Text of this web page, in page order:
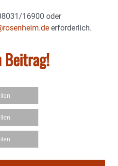
16900 oder
erforderlich.
Beitrag!